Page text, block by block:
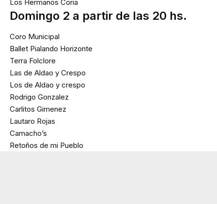
Los Hermanos Coria
Domingo 2 a partir de las 20 hs.
Coro Municipal
Ballet Pialando Horizonte
Terra Folclore
Las de Aldao y Crespo
Los de Aldao y crespo
Rodrigo Gonzalez
Carlitos Gimenez
Lautaro Rojas
Camacho’s
Retoños de mi Pueblo